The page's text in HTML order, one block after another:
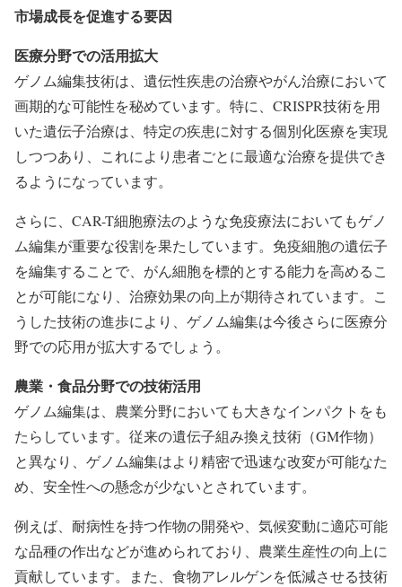
市場成長を促進する要因
医療分野での活用拡大
ゲノム編集技術は、遺伝性疾患の治療やがん治療において
画期的な可能性を秘めています。特に、CRISPR技術を用
いた遺伝子治療は、特定の疾患に対する個別化医療を実現
しつつあり、これにより患者ごとに最適な治療を提供でき
るようになっています。
さらに、CAR-T細胞療法のような免疫療法においてもゲノ
ム編集が重要な役割を果たしています。免疫細胞の遺伝子
を編集することで、がん細胞を標的とする能力を高めるこ
とが可能になり、治療効果の向上が期待されています。こ
うした技術の進歩により、ゲノム編集は今後さらに医療分
野での応用が拡大するでしょう。
農業・食品分野での技術活用
ゲノム編集は、農業分野においても大きなインパクトをも
たらしています。従来の遺伝子組み換え技術（GM作物）
と異なり、ゲノム編集はより精密で迅速な改変が可能なた
め、安全性への懸念が少ないとされています。
例えば、耐病性を持つ作物の開発や、気候変動に適応可能
な品種の作出などが進められており、農業生産性の向上に
貢献しています。また、食物アレルゲンを低減させる技術